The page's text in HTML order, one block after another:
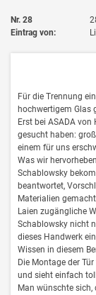
Nr. 28
Eintrag von:
Für die Trennung
hochwertigem Glas
Erst bei ASADA
gesucht haben:
einem für uns
Was wir
Schablowsky
beantwortet,
Materialien
Laien zugängliche
Schablowsky nicht
dieses Handwerk
Wissen in diesem
Die Montage der
und sieht einfach
Man wünschte sich,